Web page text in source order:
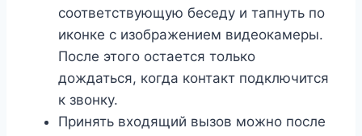
соответствующую беседу и тапнуть по
иконке с изображением видеокамеры.
После этого остается только
дождаться, когда контакт подключится
к звонку.
Принять входящий вызов можно после